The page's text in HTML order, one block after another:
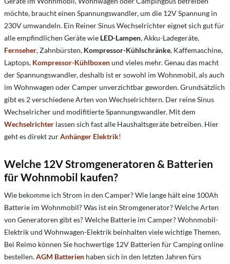
möchte, braucht einen Spannungswandler, um die 12V Spannung in
230V umwandeln. Ein Reiner Sinus Wechselrichter eignet sich gut für
alle empfindlichen Geräte wie LED-Lampen, Akku-Ladegeräte,
Fernseher, Zahnbürsten, Kompressor-Kühlschränke, Kaffemaschine,
Laptops, Kompressor-Kühlboxenund vieles mehr. Genau das macht
der Spannungswandler, deshalb ist er sowohl im Wohnmobil, als auch
im Wohnwagen oder Camper unverzichtbar geworden. Grundsätzlich
gibt es 2 verschiedene Arten von Wechselrichtern. Der reine Sinus
Wechselricher und modifitierte Spannungswandler. Mit dem
Wechselrichter lassen sich fast alle Haushaltsgeräte betreiben. Hier
geht es direkt zurAnhänger Elektrik!
Welche 12V Stromgeneratoren & Batterien
für Wohnmobil kaufen?
Wie bekomme ich Strom in den Camper?Wie lange hält eine 100Ah
Batterie im Wohnmobil?Was ist ein Stromgenerator? Welche Arten
von Generatoren gibt es? Welche Batterie im Camper? Wohnmobil-
Elektrik und Wohnwagen-Elektrik beinhalten viele wichtige Themen.
Bei Reimo können Sie hochwertige 12V Batterien für Camping online
bestellen.AGM Batterien haben sich in den letzten Jahren fürs